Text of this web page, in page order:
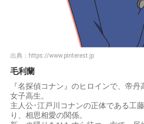
出典： https://www.pinterest.jp
毛利蘭
『名探偵コナン』のヒロインで、帝
女子高生。
主人公･江戸川コナンの正体である工
り、相思相愛の関係。